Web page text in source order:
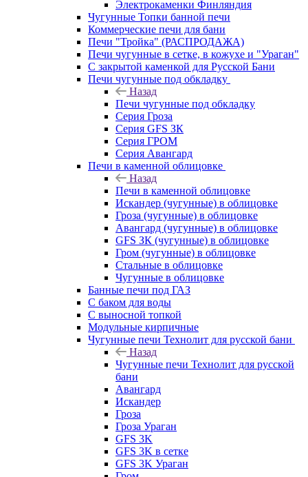
Электрокаменки Финляндия
Чугунные Топки банной печи
Коммерческие печи для бани
Печи "Тройка" (РАСПРОДАЖА)
Печи чугунные в сетке, в кожухе и "Ураган"
С закрытой каменкой для Русской Бани
Печи чугунные под обкладку
Назад
Печи чугунные под обкладку
Серия Гроза
Серия GFS ЗК
Серия ГРОМ
Серия Авангард
Печи в каменной облицовке
Назад
Печи в каменной облицовке
Искандер (чугунные) в облицовке
Гроза (чугунные) в облицовке
Авангард (чугунные) в облицовке
GFS ЗК (чугунные) в облицовке
Гром (чугунные) в облицовке
Стальные в облицовке
Чугунные в облицовке
Банные печи под ГАЗ
С баком для воды
С выносной топкой
Модульные кирпичные
Чугунные печи Технолит для русской бани
Назад
Чугунные печи Технолит для русской
бани
Авангард
Искандер
Гроза
Гроза Ураган
GFS 3K
GFS 3K в сетке
GFS 3K Ураган